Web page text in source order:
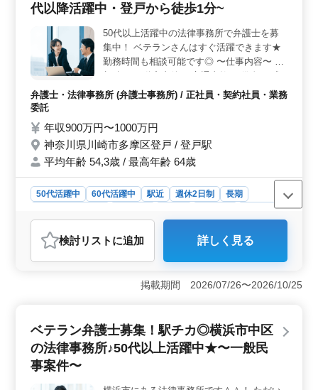
内容＞ 破産、民事再生、任意整理などの民事案件や、
の家事事件に携わります。ベテラン層が中心となって活
動しており、経験豊富なメンバーとのチームワークを発
揮しながら、クライアントの法的ニーズに応えていきま
す。 ＜待遇・条件＞ 勤務地は東神奈川駅から徒歩5
分とアクセス便利な場所に位置しています。また、週休
完全2日制で、残業もなしという働きやすい環境が整って
います。さらに、社会保険完備や弁護士費用事務所負担
可などの福利厚生も整っており、安心して働ける環境が
整っています。
代以降活躍中・登戸から徒歩1分~
50代以上活躍中の法律事務所で弁護士を募
集中！ ベテランさんはすぐ活躍できます★
勤務時間も相談可能です◎ 〜仕事内容〜 ・
年後見 ・離婚 など家事事件が中心です！ 〜
負担 年間休日122日とプライベートを大切に
できる職場です♪ ご応募お待ちしております
弁護士・法律事務所 (弁護士事務所) / 正社員・契約社員・業務
委託
年収900万円〜1000万円
神奈川県川崎市多摩区登戸 / 登戸駅
平均年齢 54,3歳 / 最高年齢 64歳
50代活躍中 60代活躍中 駅近 週休2日制
長期
業務委託
おすすめポイント
＜働きやすさ＞ 週休2日制や残業が少ない環境で、自分
の時間を大切にできます。さらに、勤務時間の柔軟性が
あり、ライフスタイルに合わせた働き方が可能です。従
レスなく行えます。 ＜キャリアサポート＞ 未経験
の分野でも、経験豊富な先輩たちが丁寧に指導してくれ
るため、安心して新しい領域に挑戦できます。また、中
高年のベテランの方々も多く活躍しており、彼らからの
経験や知識の共有は、あなたのキャリアを飛躍的に成長
検討リスト に追加 詳しく見る
掲載期間 2026/07/26〜2026/10/25
ベテラン弁護士募集！駅チカ◎横浜市中区
の法律事務所♪50代以上活躍中★〜一般民
事案件〜